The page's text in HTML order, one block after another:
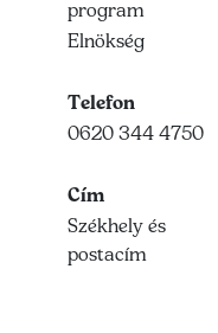
program
Elnökség
Telefon
0620 344 4750
Cím
Székhely és
postacím